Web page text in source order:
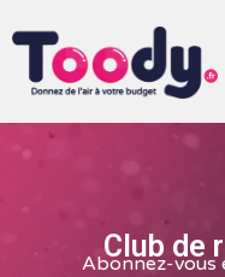
Club de
Abonnez-vous